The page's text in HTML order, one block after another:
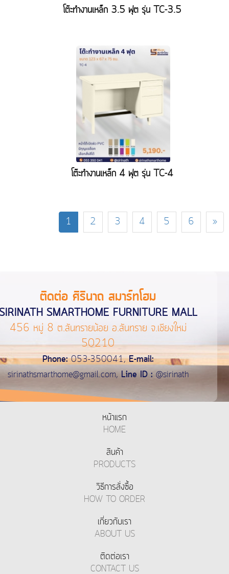
โต๊ะทำงานเหล็ก 3.5 ฟุต รุ่น TC-3.5
โต๊ะทำงานเหล็ก 4 ฟุต รุ่น TC-4
1 2 3 4 5 6 »
ติดต่อ ศิรินาถ สมาร์ทโฮม
SMARTHOME FURNITURE MALL
456 หมู่ 8 ต.สันทรายน้อย อ.สันทราย จ.เชียงใหม่
50210
Phone:053-350041,E-mail:
sirinathsmarthome@gmail.com,Line ID :@sirinath
หน้าแรก
HOME
สินค้า
PRODUCTS
วิธีการสั่งซื้อ
HOW TO ORDER
เกี่ยวกับเรา
ABOUT US
ติดต่อเรา
CONTACT US